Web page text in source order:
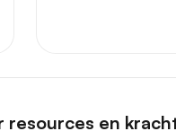
resources en